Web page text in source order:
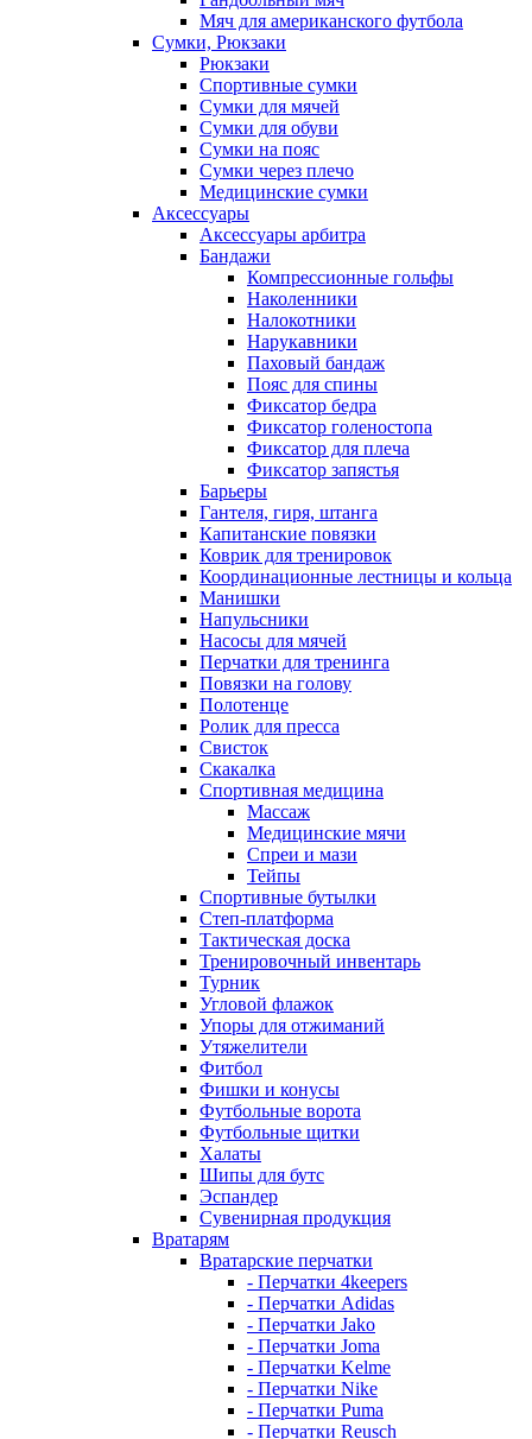
Мяч для американского футбола
Сумки, Рюкзаки
Рюкзаки
Спортивные сумки
Сумки для мячей
Сумки для обуви
Сумки на пояс
Сумки через плечо
Медицинские сумки
Аксессуары
Аксессуары арбитра
Бандажи
Компрессионные гольфы
Наколенники
Налокотники
Нарукавники
Паховый бандаж
Пояс для спины
Фиксатор бедра
Фиксатор голеностопа
Фиксатор для плеча
Фиксатор запястья
Барьеры
Гантеля, гиря, штанга
Капитанские повязки
Коврик для тренировок
Координационные лестницы и кольца
Манишки
Напульсники
Насосы для мячей
Перчатки для тренинга
Повязки на голову
Полотенце
Ролик для пресса
Свисток
Скакалка
Спортивная медицина
Массаж
Медицинские мячи
Спреи и мази
Тейпы
Спортивные бутылки
Степ-платформа
Тактическая доска
Тренировочный инвентарь
Турник
Угловой флажок
Упоры для отжиманий
Утяжелители
Фитбол
Фишки и конусы
Футбольные ворота
Футбольные щитки
Халаты
Шипы для бутс
Эспандер
Сувенирная продукция
Вратарям
Вратарские перчатки
- Перчатки 4keepers
- Перчатки Adidas
- Перчатки Jako
- Перчатки Joma
- Перчатки Kelme
- Перчатки Nike
- Перчатки Puma
- Перчатки Reusch